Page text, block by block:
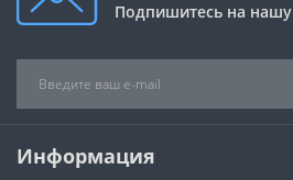
Подпишитесь на
Информация